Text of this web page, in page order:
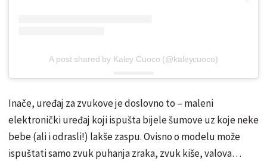
A post shared by Kaley Cuoco (@kaleycuoco)
Inače, uređaj za zvukove je doslovno to – maleni
elektronički uređaj koji ispušta bijele šumove uz koje neke
bebe (ali i odrasli!) lakše zaspu. Ovisno o modelu može
ispuštati samo zvuk puhanja zraka, zvuk kiše, valova…